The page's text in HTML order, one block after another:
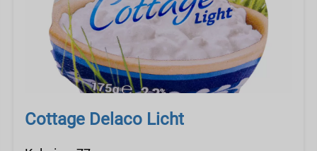
Cottage Delaco Licht